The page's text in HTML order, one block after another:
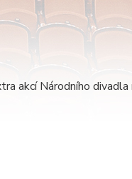
akcí Národního